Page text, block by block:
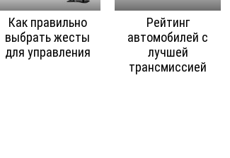
Как правильно
выбрать жесты
для управления
Рейтинг
автомобилей с
лучшей
трансмиссией